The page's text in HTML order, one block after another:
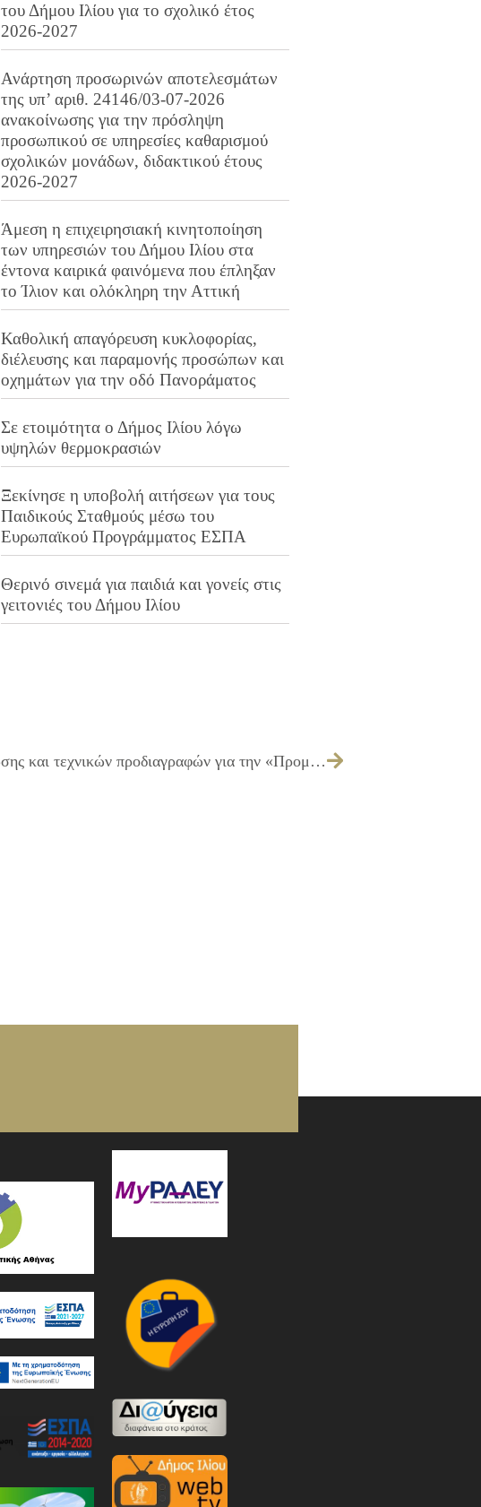
του Δήμου Ιλίου για το σχολικό έτος
2026-2027
Ανάρτηση προσωρινών αποτελεσμάτων
της υπ’ αριθ. 24146/03-07-2026
ανακοίνωσης για την πρόσληψη
προσωπικού σε υπηρεσίες καθαρισμού
σχολικών μονάδων, διδακτικού έτους
2026-2027
Άμεση η επιχειρησιακή κινητοποίηση
των υπηρεσιών του Δήμου Ιλίου στα
έντονα καιρικά φαινόμενα που έπληξαν
το Ίλιον και ολόκληρη την Αττική
Καθολική απαγόρευση κυκλοφορίας,
διέλευσης και παραμονής προσώπων και
οχημάτων για την οδό Πανοράματος
Σε ετοιμότητα ο Δήμος Ιλίου λόγω
υψηλών θερμοκρασιών
Ξεκίνησε η υποβολή αιτήσεων για τους
Παιδικούς Σταθμούς μέσω του
Ευρωπαϊκού Προγράμματος ΕΣΠΑ
Θερινό σινεμά για παιδιά και γονείς στις
γειτονιές του Δήμου Ιλίου
181/2015 – Έγκριση πίστωσης και τεχνικών προδιαγραφών για την «Προμήθεια ειδικού διάφανου αυτοκόλλητου προστασίας βιβλίων και επικαλυπτικών ετικετών για τις βιβλιοθήκες της Δ/νσης Πολιτισμού του Δήμου Ιλίου»